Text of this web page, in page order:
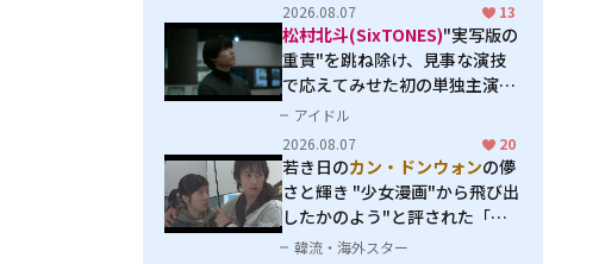
2026.08.07
13
松村北斗(SixTONES)"実写版の
重責"を跳ね除け、見事な演技
で応えてみせた初の単独主演映
画「秒速5センチメートル」
アイドル
2026.08.07
20
若き日のカン・ドンウォンの儚
さと輝き "少女漫画"から飛び出
したかのよう"と評された「オ
オカミの誘惑」
韓流・海外スター